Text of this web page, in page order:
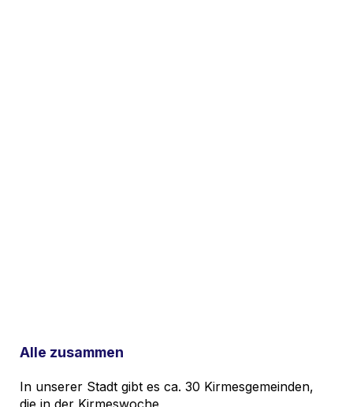
Alle zusammen
In unserer Stadt gibt es ca. 30 Kirmesgemeinden,